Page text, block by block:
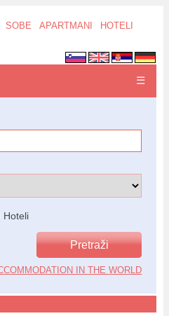
SOBE APARTMANI HOTELI
☰
Hoteli
IN THE WORLD